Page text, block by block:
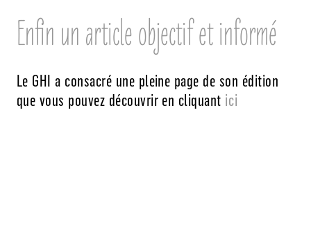
Enfin un article objectif et informé
Le GHI a consacré une pleine page de son édition
que vous pouvez découvrir en cliquant ici